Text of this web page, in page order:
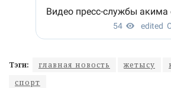
Тэги: главная новость жетысу
спорт